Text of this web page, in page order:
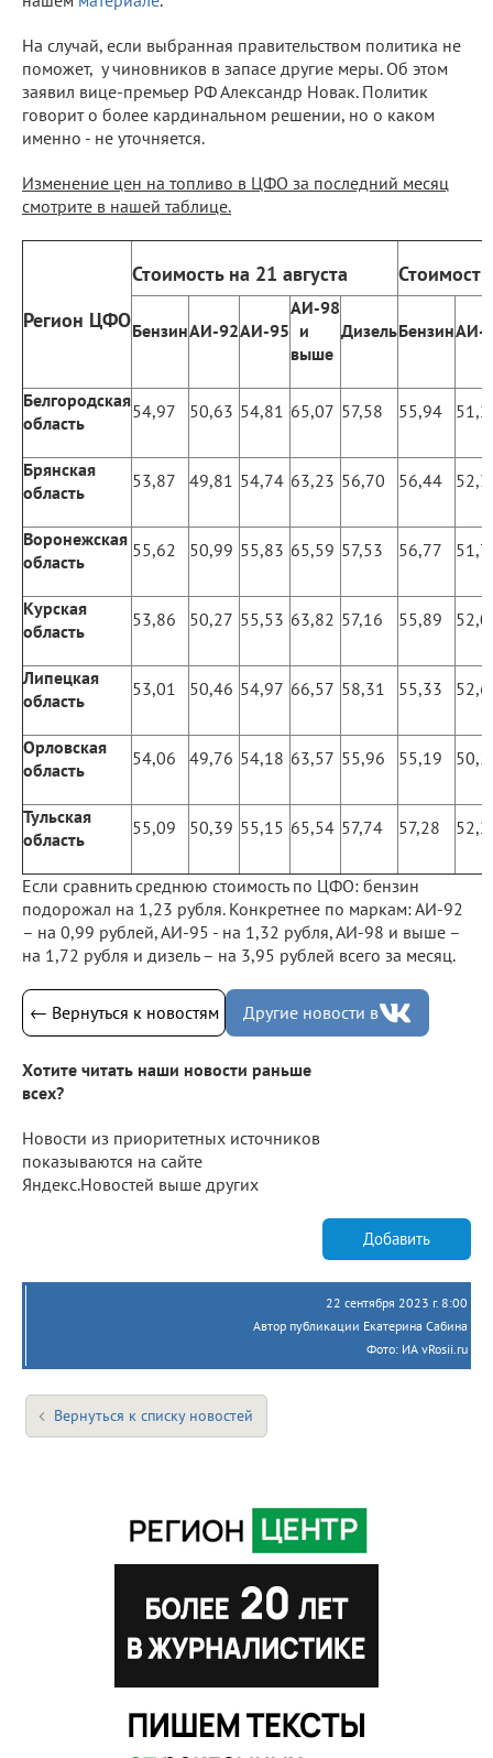
На случай, если выбранная правительством политика не
поможет, у чиновников в запасе другие меры. Об этом
заявил вице-премьер РФ Александр Новак. Политик
говорит о более кардинальном решении, но о каком
именно - не уточняется.
Изменение цен на топливо в ЦФО за последний месяц
смотрите в нашей таблице.
Регион ЦФО
Стоимость на 21 августа
БензинАИ-92АИ-95
АИ-98
и
выше
ДизельБензинАИ-
Белгородская
область
54,97 50,63 54,81 65,07 57,58 55,94
Брянская
область
53,87 49,81 54,74 63,23 56,70 56,44
Воронежская
область
55,62 50,99 55,83 65,59 57,53 56,77
Курская
область
53,86 50,27 55,53 63,82 57,16 55,89
Липецкая
область
53,01 50,46 54,97 66,57 58,31 55,33
Орловская
область
54,06 49,76 54,18 63,57 55,96 55,19
Тульская
область
55,09 50,39 55,15 65,54 57,74 57,28
Если сравнить среднюю стоимость по ЦФО: бензин
подорожал на 1,23 рубля. Конкретнее по маркам: АИ-92
– на 0,99 рублей, АИ-95 - на 1,32 рубля, АИ-98 и выше –
на 1,72 рубля и дизель – на 3,95 рублей всего за месяц.
← Вернуться к новостям Другие новости в
Хотите читать наши новости раньше
всех?
Новости из приоритетных источников
показываются на сайте
Яндекс.Новостей выше других
Добавить
22 сентября 2023 г. 8:00
Автор публикации Екатерина Сабина
Фото: ИА vRosii.ru
Вернуться к списку новостей